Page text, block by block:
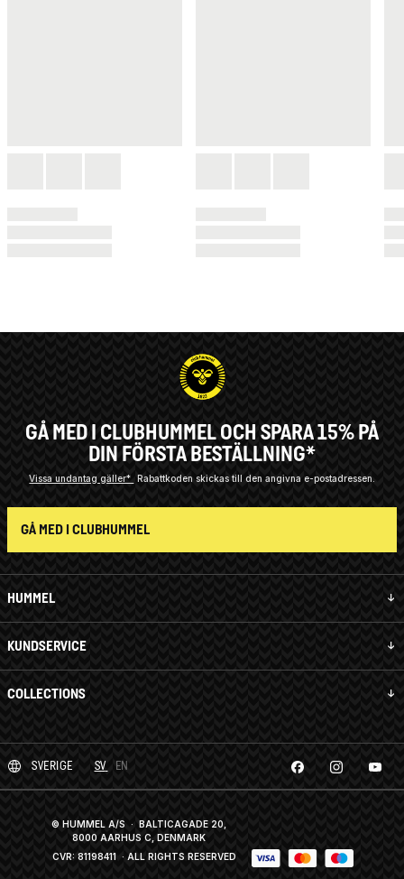
HUMMEL
KUNDSERVICE
COLLECTIONS
GÅ MED I CLUBHUMMEL OCH SPARA 15% PÅ
DIN FÖRSTA BESTÄLLNING*
Vissa undantag gäller* Rabattkoden skickas till den angivna e-postadressen.
GÅ MED I CLUBHUMMEL
SVERIGE SV EN
© HUMMEL A/S · BALTICAGADE 20,
8000 AARHUS C, DENMARK
CVR: 81198411 · ALL RIGHTS RESERVED